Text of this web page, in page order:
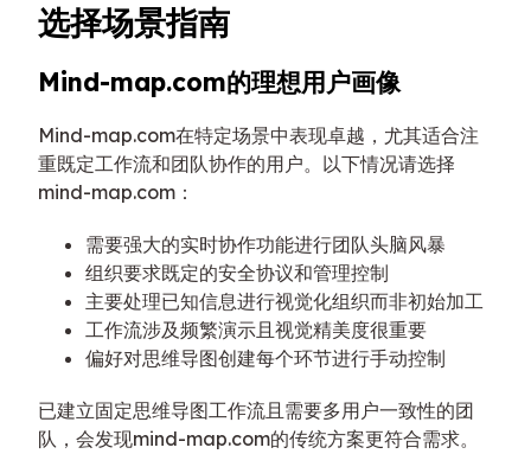
选择场景指南
Mind-map.com的理想用户画像
Mind-map.com在特定场景中表现卓越，尤其适合注
重既定工作流和团队协作的用户。以下情况请选择
mind-map.com：
需要强大的实时协作功能进行团队头脑风暴
组织要求既定的安全协议和管理控制
主要处理已知信息进行视觉化组织而非初始加工
工作流涉及频繁演示且视觉精美度很重要
偏好对思维导图创建每个环节进行手动控制
已建立固定思维导图工作流且需要多用户一致性的团
队，会发现mind-map.com的传统方案更符合需求。